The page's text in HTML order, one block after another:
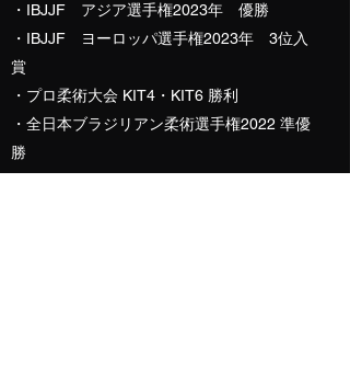
・IBJJF アジア選手権2023年 優勝
・IBJJF ヨーロッパ選手権2023年 3位入
賞
・プロ柔術大会 KIT4・KIT6 勝利
・全日本ブラジリアン柔術選手権2022 準優
勝